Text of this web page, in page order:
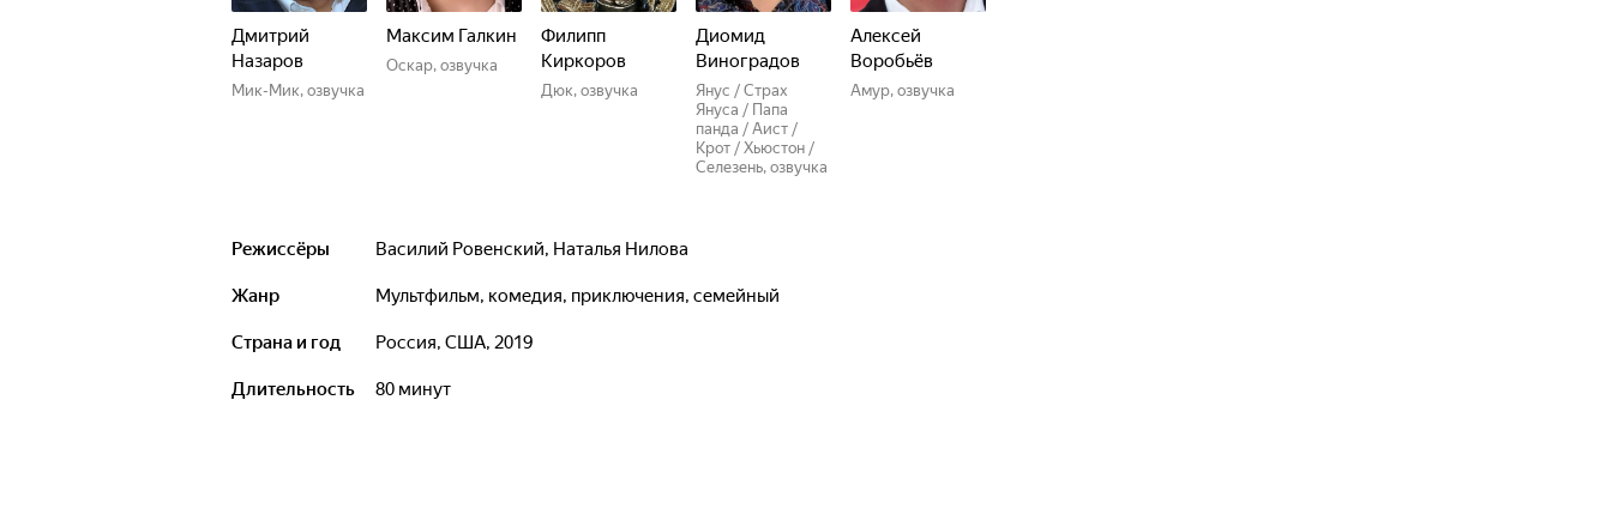
Дмитрий
Назаров
Мик-Мик, озвучка
Максим Галкин
Оскар, озвучка
Филипп
Киркоров
Дюк, озвучка
Диомид
Виноградов
Янус / Страх
Януса / Папа
панда / Аист /
Крот / Хьюстон /
Селезень, озвучка
Алексей
Воробьёв
Амур, озвучка
Режиссёры Василий Ровенский, Наталья Нилова
Жанр мультфильм, комедия, приключения, семейный
Страна и год Россия, США, 2019
Длительность 80 минут